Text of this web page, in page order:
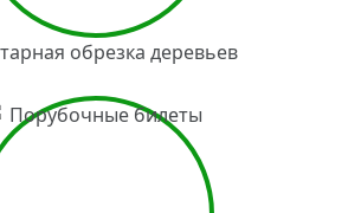
обрезка деревьев